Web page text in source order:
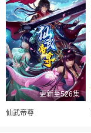
更新至526集
仙武帝尊